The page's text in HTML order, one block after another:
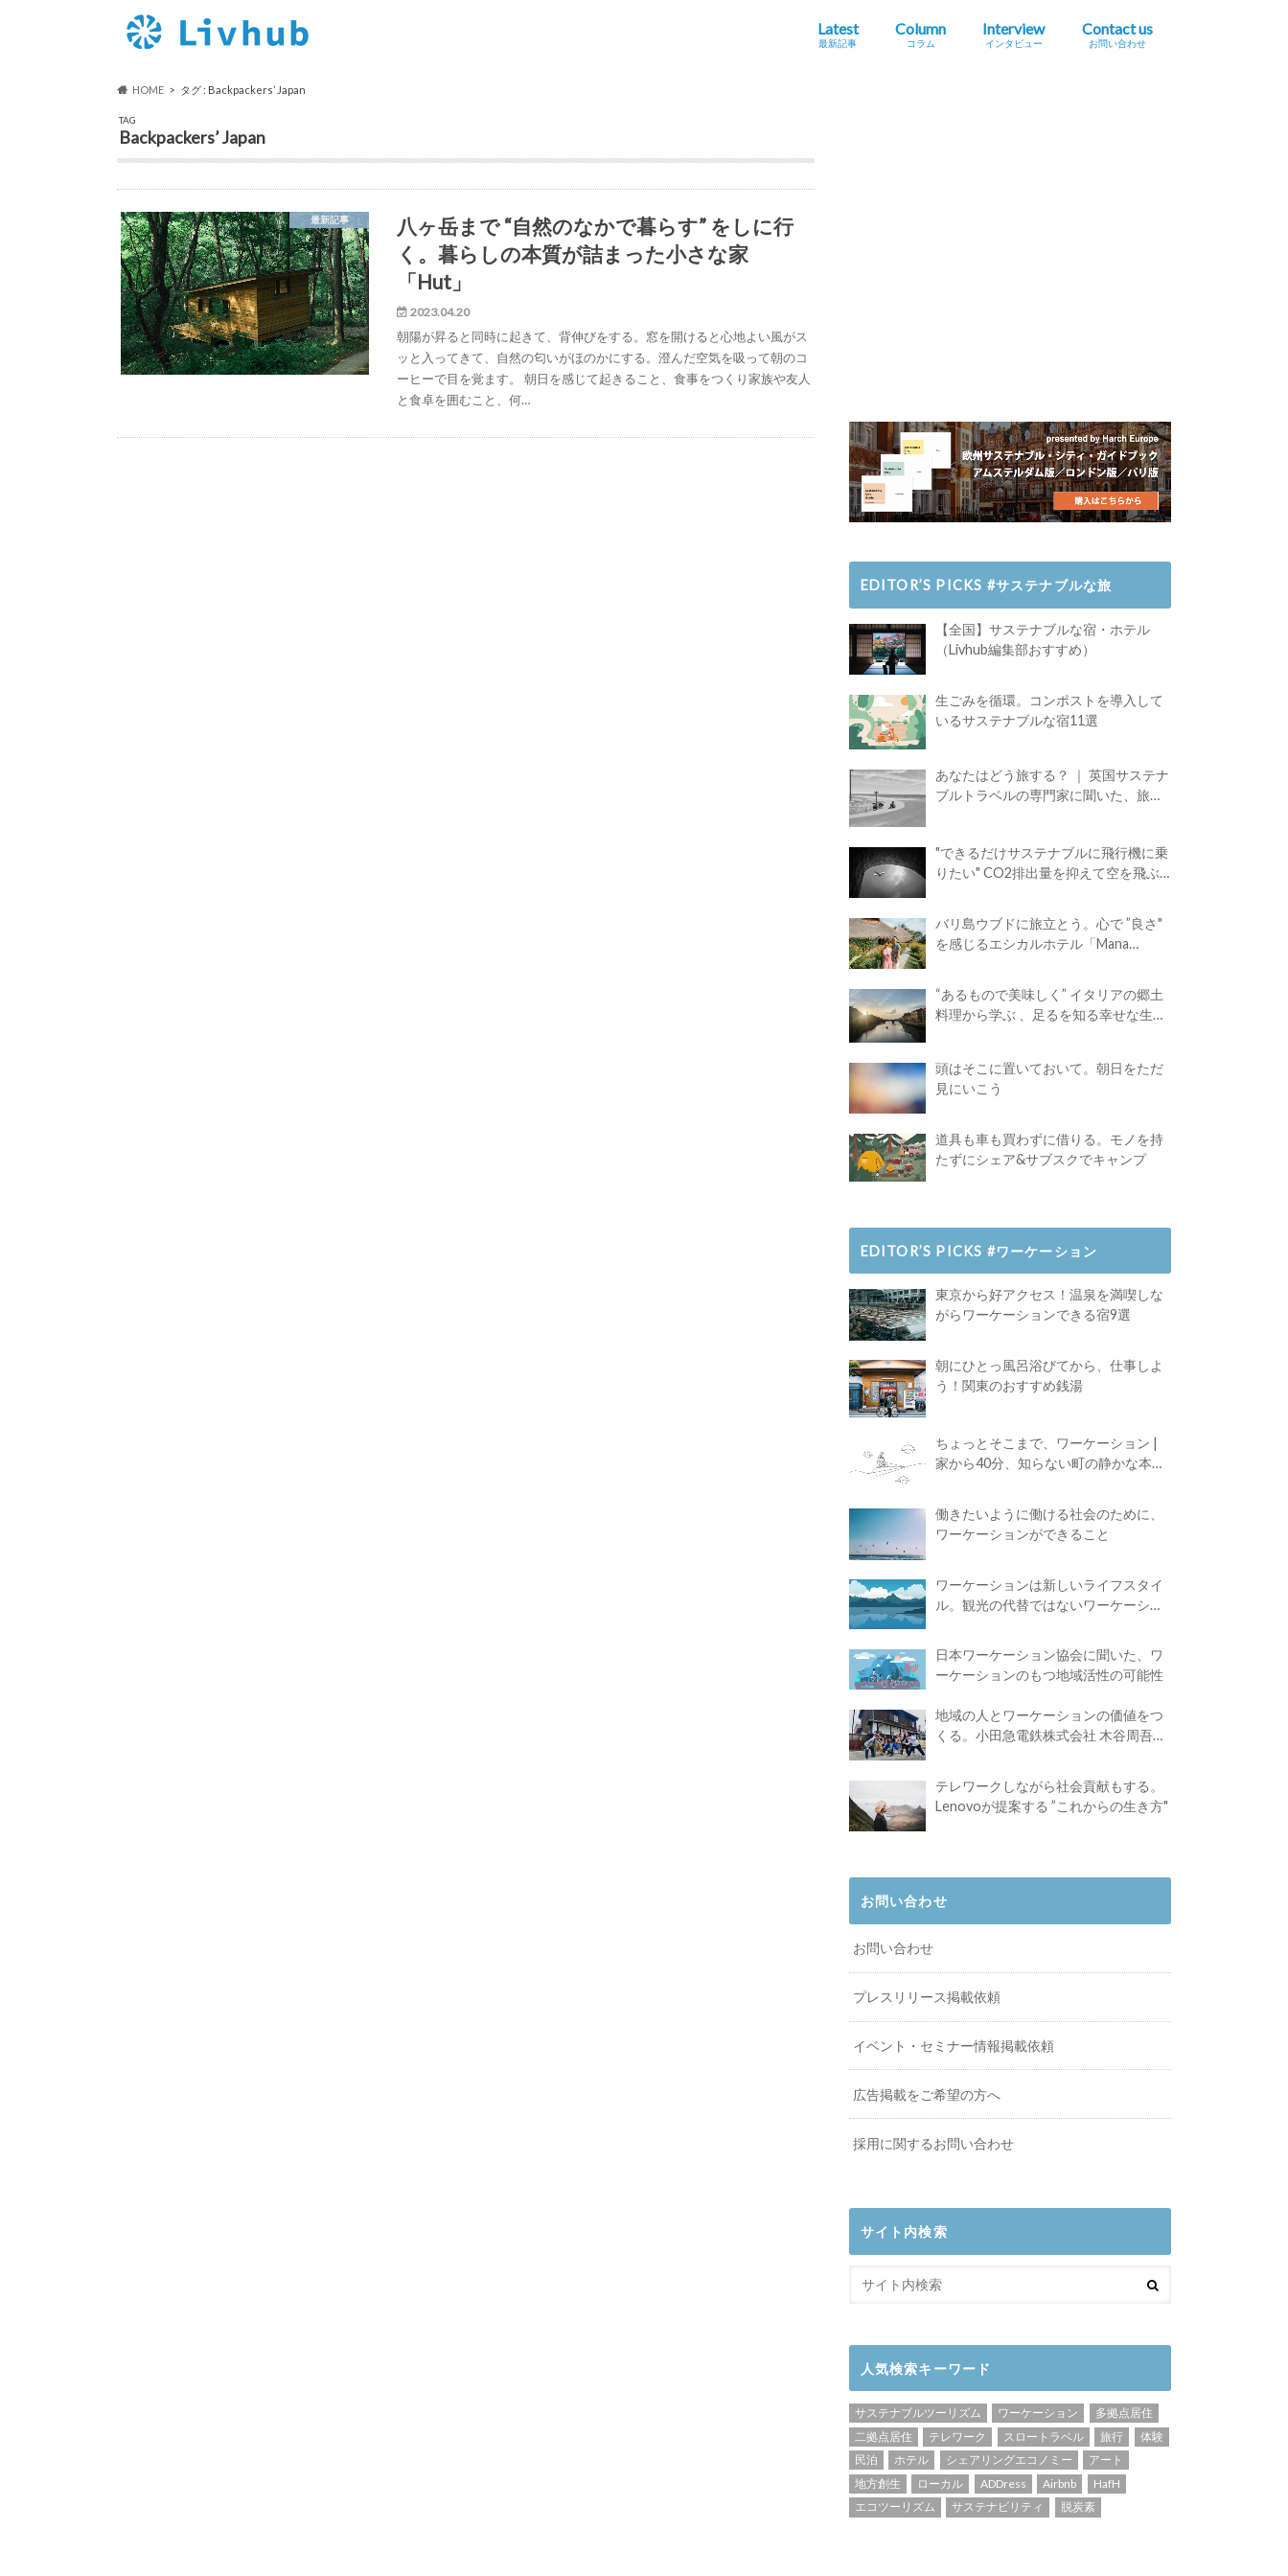
Latest
最新記事
Column
コラム
Interview
インタビュー
Contact us
お問い合わせ
HOME タグ : Backpackers’ Japan
TAG
Backpackers’ Japan
最新記事
八ヶ岳まで “自然のなかで暮らす” をしに行
く。暮らしの本質が詰まった小さな家
「Hut」
2023.04.20
朝陽が昇ると同時に起きて、背伸びをする。窓を開けると心地よい風がス
ッと入ってきて、自然の匂いがほのかにする。澄んだ空気を吸って朝のコ
ーヒーで目を覚ます。 朝日を感じて起きること、食事をつくり家族や友人
と食卓を囲むこと、何…
EDITOR’S PICKS #サステナブルな旅
【全国】サステナブルな宿・ホテル
（Livhub編集部おすすめ）
生ごみを循環。コンポストを導入して
いるサステナブルな宿11選
あなたはどう旅する？ ｜ 英国サステナ
ブルトラベルの専門家に聞いた、旅の
"できるだけサステナブルに飛行機に乗
りたい" CO2排出量を抑えて空を飛ぶ
バリ島ウブドに旅立とう。心で ”良さ"
を感じるエシカルホテル「Mana
“あるもので美味しく” イタリアの郷土
料理から学ぶ 、足るを知る幸せな生き
頭はそこに置いておいて。朝日をただ
見にいこう
道具も車も買わずに借りる。モノを持
たずにシェア&サブスクでキャンプ
EDITOR’S PICKS #ワーケーション
東京から好アクセス！温泉を満喫しな
がらワーケーションできる宿9選
朝にひとっ風呂浴びてから、仕事しよ
う！関東のおすすめ銭湯
ちょっとそこまで、ワーケーション |
家から40分、知らない町の静かな本屋
働きたいように働ける社会のために、
ワーケーションができること
ワーケーションは新しいライフスタイ
ル。観光の代替ではないワーケーショ
日本ワーケーション協会に聞いた、ワ
ーケーションのもつ地域活性の可能性
地域の人とワーケーションの価値をつ
くる。小田急電鉄株式会社 木谷周吾さ
テレワークしながら社会貢献もする。
Lenovoが提案する ”これからの生き方"
お問い合わせ
お問い合わせ
プレスリリース掲載依頼
イベント・セミナー情報掲載依頼
広告掲載をご希望の方へ
採用に関するお問い合わせ
サイト内検索
人気検索キーワード
サステナブルツーリズム ワーケーション
多拠点居住
二拠点居住
テレワーク スロートラベル 旅行
体験
民泊
ホテル シェアリングエコノミー
アート
地方創生
ローカル ADDress Airbnb
HafH
エコツーリズム
サステナビリティ 脱炭素